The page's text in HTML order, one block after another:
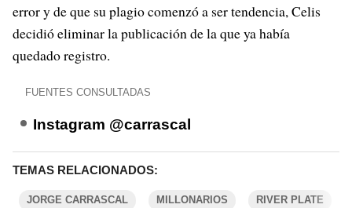
error y de que su plagio comenzó a ser tendencia, Celis
decidió eliminar la publicación de la que ya había
quedado registro.
FUENTES CONSULTADAS
Instagram @carrascal
TEMAS RELACIONADOS:
JORGE CARRASCAL MILLONARIOS RIVER PLATE